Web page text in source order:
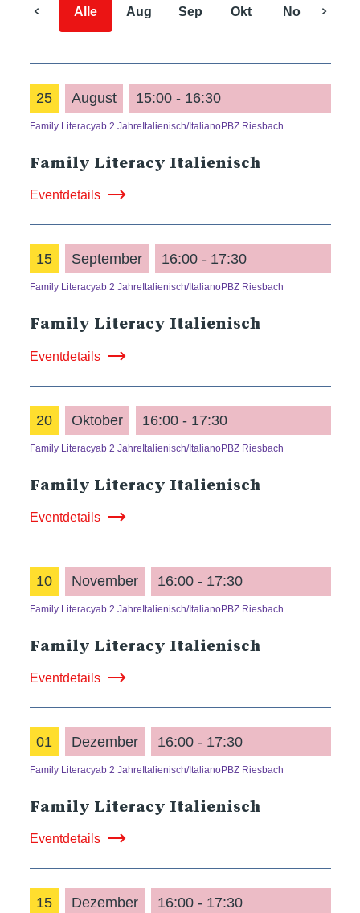
Alle Aug Sep Okt Nov
25 August 15:00 - 16:30
Family Literacyab 2 Jahre Italienisch/ItalianoPBZ Riesbach
Family Literacy Italienisch
Eventdetails
15 September 16:00 - 17:30
Family Literacyab 2 Jahre Italienisch/ItalianoPBZ Riesbach
Family Literacy Italienisch
Eventdetails
20 Oktober 16:00 - 17:30
Family Literacyab 2 JahreItalienisch/ItalianoPBZ Riesbach
Family Literacy Italienisch
Eventdetails
10 November 16:00 - 17:30
Family Literacyab 2 JahreItalienisch/ItalianoPBZ Riesbach
Family Literacy Italienisch
Eventdetails
01 Dezember 16:00 - 17:30
Family Literacyab 2 Jahre Italienisch/ItalianoPBZ Riesbach
Family Literacy Italienisch
Eventdetails
15 Dezember 16:00 - 17:30